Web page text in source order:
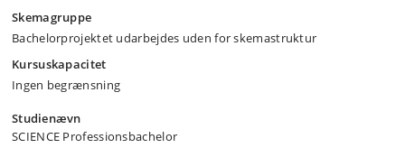
Skemagruppe
Bachelorprojektet udarbejdes uden for skemastruktur
Kursuskapacitet
Ingen begrænsning
Studienævn
SCIENCE Professionsbachelor